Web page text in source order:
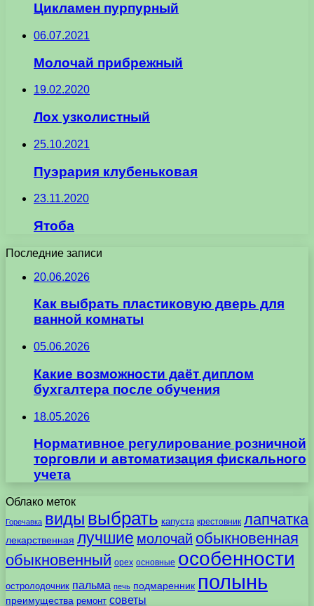
Цикламен пурпурный
06.07.2021
Молочай прибрежный
19.02.2020
Лох узколистный
25.10.2021
Пуэрария клубеньковая
23.11.2020
Ятоба
Последние записи
20.06.2026
Как выбрать пластиковую дверь для
ванной комнаты
05.06.2026
Какие возможности даёт диплом
бухгалтера после обучения
18.05.2026
Нормативное регулирование розничной
торговли и автоматизация фискального
учета
Облако меток
Горечавка виды выбрать капуста крестовник лапчатка
лекарственная лучшие молочай обыкновенная
обыкновенный орех основные особенности
остролодочник пальма печь подмаренник полынь
преимущества ремонт советы